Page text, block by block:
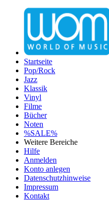
Startseite
Pop/Rock
Jazz
Klassik
Vinyl
Filme
Bücher
Noten
%SALE%
Weitere Bereiche
Hilfe
Anmelden
Konto anlegen
Datenschutzhinweise
Impressum
Kontakt